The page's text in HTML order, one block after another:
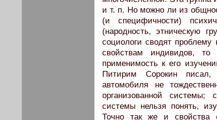
и т. п. Но можно ли из
(и специфичности)
(народность, этническую
социологи сводят проблему
свойствам индивидов, то
применимость к его
Питирим Сорокин писал,
автомобиля не
организованной системы;
системы нельзя понять,
Точно так же и свойства